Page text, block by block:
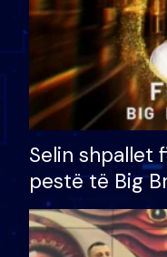
Selin shpallet
pestë të Big
çmimin e